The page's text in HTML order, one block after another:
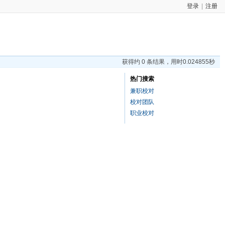
登录 注册
获得约 0 条结果，用时0.024855秒
热门搜索
兼职校对
校对团队
职业校对